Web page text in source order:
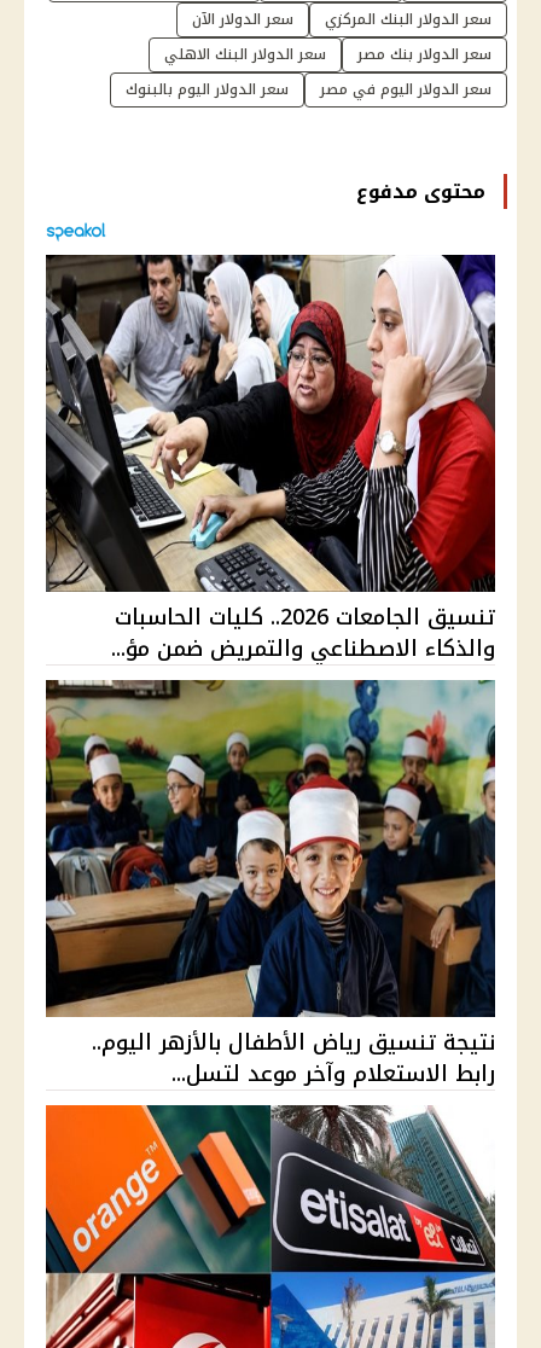
سعر الدولار البنك المركزي
سعر الدولار الآن
سعر الدولار بنك مصر
سعر الدولار البنك الاهلي
سعر الدولار اليوم في مصر
سعر الدولار اليوم بالبنوك
محتوى مدفوع
تنسيق الجامعات 2026.. كليات الحاسبات
والذكاء الاصطناعي والتمريض ضمن مؤ...
نتيجة تنسيق رياض الأطفال بالأزهر اليوم..
رابط الاستعلام وآخر موعد لتسل...